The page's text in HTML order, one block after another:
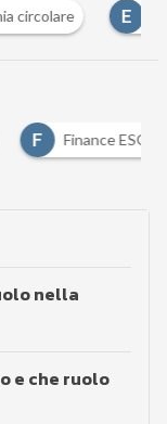
E
Finance ESG
nella
e che ruolo